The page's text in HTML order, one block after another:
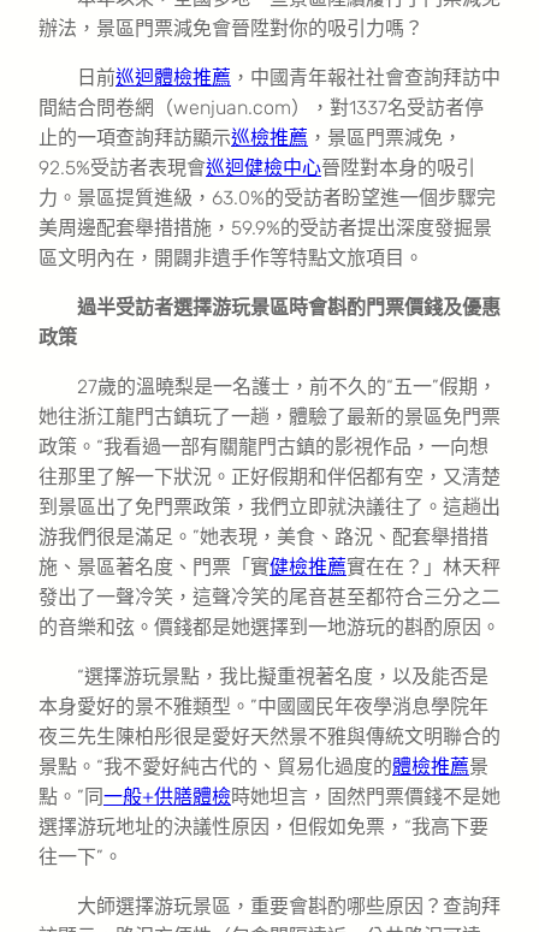
辦法，景區門票減免會晉陞對你的吸引力嗎？
日前巡迴體檢推薦 ，中國青年報社社會查詢拜訪中
間結合問卷網（wenjuan.com），對1337名受訪者停
止的一項查詢拜訪顯示巡檢推薦 ，景區門票減免，
92.5%受訪者表現會巡迴健檢中心晉陞對本身的吸引
力。景區提質進級，63.0%的受訪者盼望進一個步驟完
美周邊配套舉措措施，59.9%的受訪者提出深度發掘景
區文明內在，開闢非遺手作等特點文旅項目。
過半受訪者選擇游玩景區時會斟酌門票價錢及優惠
政策
27歲的溫曉梨是一名護士，前不久的“五一”假期，
她往浙江龍門古鎮玩了一趟，體驗了最新的景區免門票
政策。“我看過一部有關龍門古鎮的影視作品，一向想
往那里了解一下狀況。正好假期和伴侶都有空，又清楚
到景區出了免門票政策，我們立即就決議往了。這趟出
游我們很是滿足。”她表現，美食、路況、配套舉措措
施、景區著名度、門票「實健檢推薦實在在？」林天秤
發出了一聲冷笑，這聲冷笑的尾音甚至都符合三分之二
的音樂和弦。價錢都是她選擇到一地游玩的斟酌原因。
“選擇游玩景點，我比擬重視著名度，以及能否是
本身愛好的景不雅類型。”中國國民年夜學消息學院年
夜三先生陳柏彤很是愛好天然景不雅與傳統文明聯合的
景點。“我不愛好純古代的、貿易化過度的體檢推薦景
點。”同一般+供膳體檢時她坦言，固然門票價錢不是她
選擇游玩地址的決議性原因，但假如免票，“我高下要
往一下”。
大師選擇游玩景區，重要會斟酌哪些原因？查詢拜